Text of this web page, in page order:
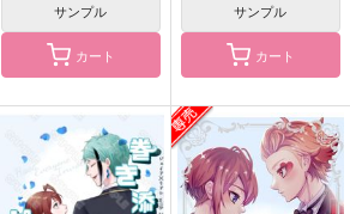
サンプル
カート
サンプル
カート